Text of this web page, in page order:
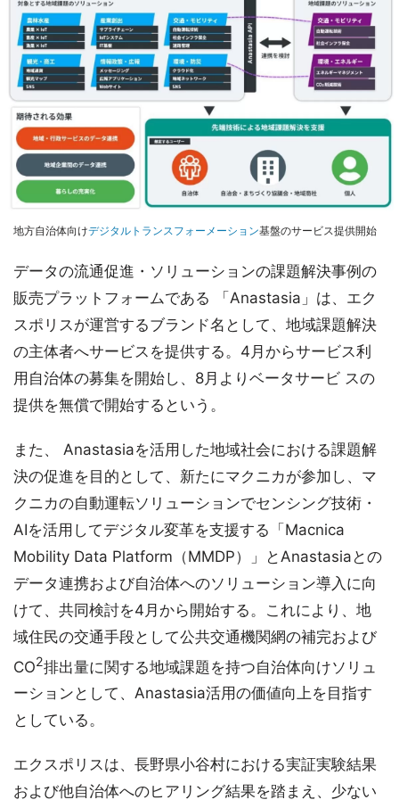
地方自治体向けデジタルトランスフォーメーション基盤のサービス提供開始
データの流通促進・ソリューションの課題解決事例の
販売プラットフォームである 「Anastasia」は、エク
スポリスが運営するブランド名として、地域課題解決
の主体者へサービスを提供する。4月からサービス利
用自治体の募集を開始し、8月よりベータサービ スの
提供を無償で開始するという。
また、 Anastasiaを活用した地域社会における課題解
決の促進を目的として、新たにマクニカが参加し、マ
クニカの自動運転ソリューションでセンシング技術・
AIを活用してデジタル変革を支援する「Macnica
Mobility Data Platform（MMDP）」とAnastasiaとの
データ連携および自治体へのソリューション導入に向
けて、共同検討を4月から開始する。これにより、地
域住民の交通手段として公共交通機関網の補完および
CO2排出量に関する地域課題を持つ自治体向けソリュ
ーションとして、Anastasia活用の価値向上を目指す
としている。
エクスポリスは、長野県小谷村における実証実験結果
および他自治体へのヒアリング結果を踏まえ、少ない